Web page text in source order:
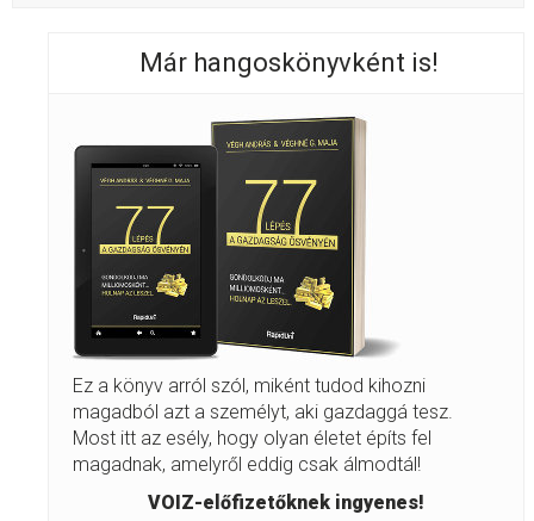
Már hangoskönyvként is!
Ez a könyv arról szól, miként tudod kihozni
magadból azt a személyt, aki gazdaggá tesz.
Most itt az esély, hogy olyan életet építs fel
magadnak, amelyről eddig csak álmodtál!
VOIZ-előfizetőknek ingyenes!